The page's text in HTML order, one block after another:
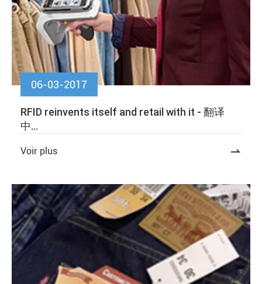
06-03-2017
RFID reinvents itself and retail with it - 翻译
中...
Voir plus 